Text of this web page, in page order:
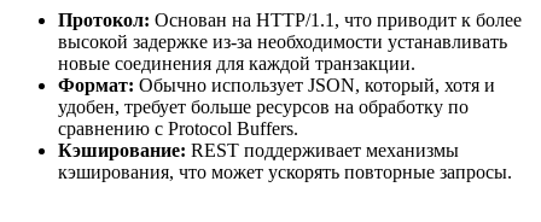
Протокол: Основан на HTTP/1.1, что приводит к более
высокой задержке из-за необходимости устанавливать
новые соединения для каждой транзакции.
Формат: Обычно использует JSON, который, хотя и
удобен, требует больше ресурсов на обработку по
сравнению с Protocol Buffers.
Кэширование: REST поддерживает механизмы
кэширования, что может ускорять повторные запросы.